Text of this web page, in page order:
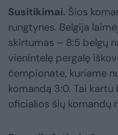
Susitikimai. Šios
rungtynes. Belgija
skirtumas – 8:5 belgų
vienintelę pergalę
čempionate, kuriame
komandą 3:0. Tai
oficialios šių komandų